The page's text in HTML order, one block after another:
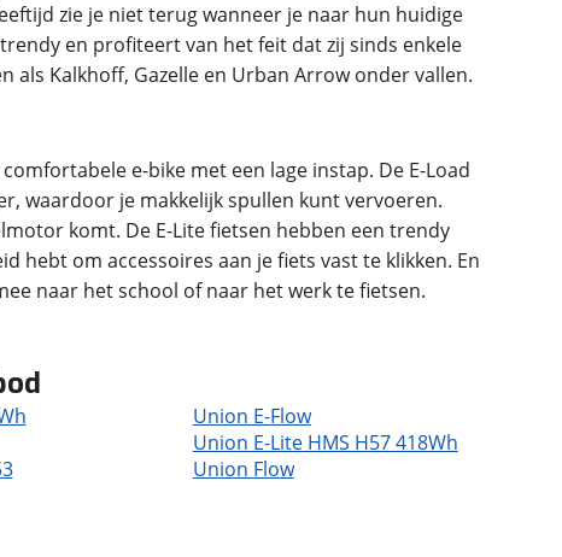
zie je niet terug wanneer je naar hun huidige
en profiteert van het feit dat zij sinds enkele
als Kalkhoff, Gazelle en Urban Arrow onder vallen.
e-bike met een lage instap. De E-Load
waardoor je makkelijk spullen kunt vervoeren.
komt. De E-Lite fietsen hebben een trendy
hebt om accessoires aan je fiets vast te klikken. En
naar het school of naar het werk te fietsen.
Union E-Flow
Union E-Lite HMS H57 418Wh
Union Flow